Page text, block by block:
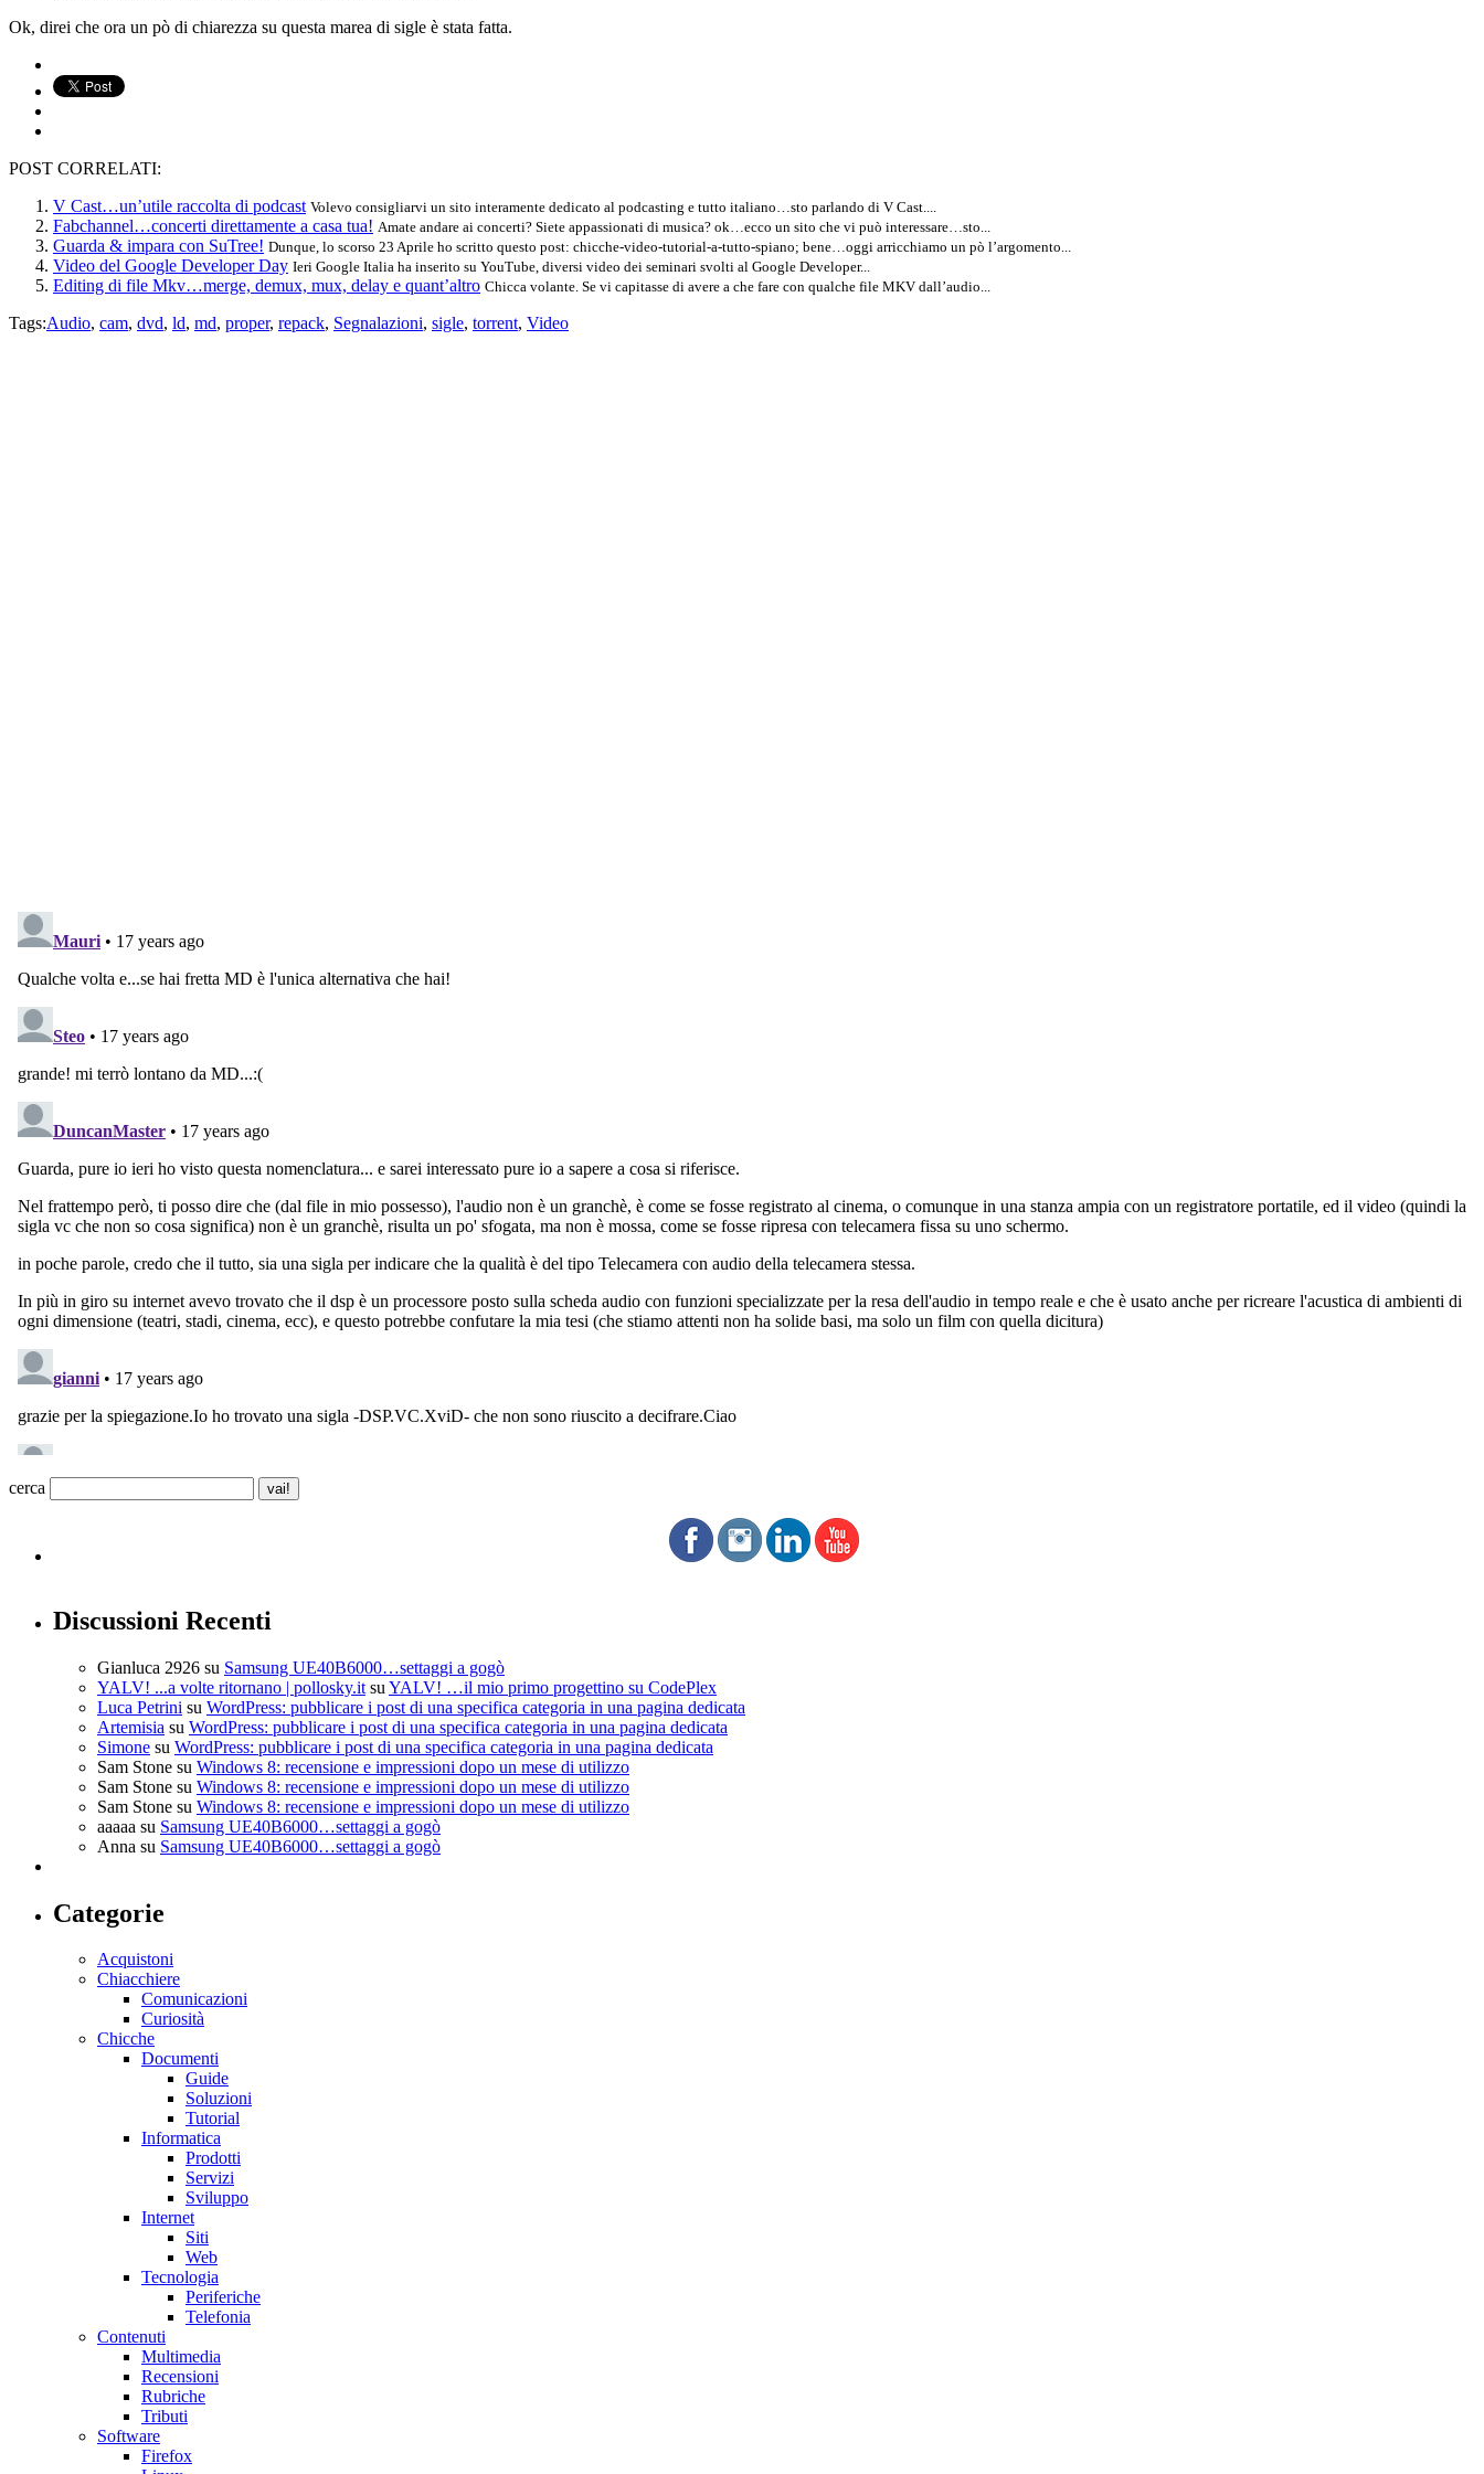
Ok, direi che ora un pò di chiarezza su questa marea di sigle è stata fatta.
POST CORRELATI:
V Cast…un’utile raccolta di podcast Volevo consigliarvi un sito interamente dedicato al podcasting e tutto italiano…sto parlando di V Cast....
Fabchannel…concerti direttamente a casa tua! Amate andare ai concerti? Siete appassionati di musica? ok…ecco un sito che vi può interessare…sto...
Guarda & impara con SuTree! Dunque, lo scorso 23 Aprile ho scritto questo post: chicche-video-tutorial-a-tutto-spiano; bene…oggi arricchiamo un pò l’argomento...
Video del Google Developer Day Ieri Google Italia ha inserito su YouTube, diversi video dei seminari svolti al Google Developer...
Editing di file Mkv…merge, demux, mux, delay e quant’altro Chicca volante. Se vi capitasse di avere a che fare con qualche file MKV dall’audio...
Tags:Audio, cam, dvd, ld, md, proper, repack, Segnalazioni, sigle, torrent, Video
cerca
Discussioni Recenti
Gianluca 2926 su Samsung UE40B6000…settaggi a gogò
YALV! ...a volte ritornano | pollosky.it su YALV! …il mio primo progettino su CodePlex
Luca Petrini su WordPress: pubblicare i post di una specifica categoria in una pagina dedicata
Artemisia su WordPress: pubblicare i post di una specifica categoria in una pagina dedicata
Simone su WordPress: pubblicare i post di una specifica categoria in una pagina dedicata
Sam Stone su Windows 8: recensione e impressioni dopo un mese di utilizzo
Sam Stone su Windows 8: recensione e impressioni dopo un mese di utilizzo
Sam Stone su Windows 8: recensione e impressioni dopo un mese di utilizzo
aaaaa su Samsung UE40B6000…settaggi a gogò
Anna su Samsung UE40B6000…settaggi a gogò
Categorie
Acquistoni
Chiacchiere
Comunicazioni
Curiosità
Chicche
Documenti
Guide
Soluzioni
Tutorial
Informatica
Prodotti
Servizi
Sviluppo
Internet
Siti
Web
Tecnologia
Periferiche
Telefonia
Contenuti
Multimedia
Recensioni
Rubriche
Tributi
Software
Firefox